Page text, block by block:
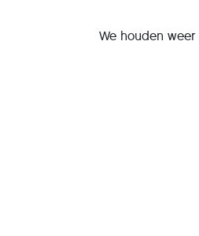
We houden weer